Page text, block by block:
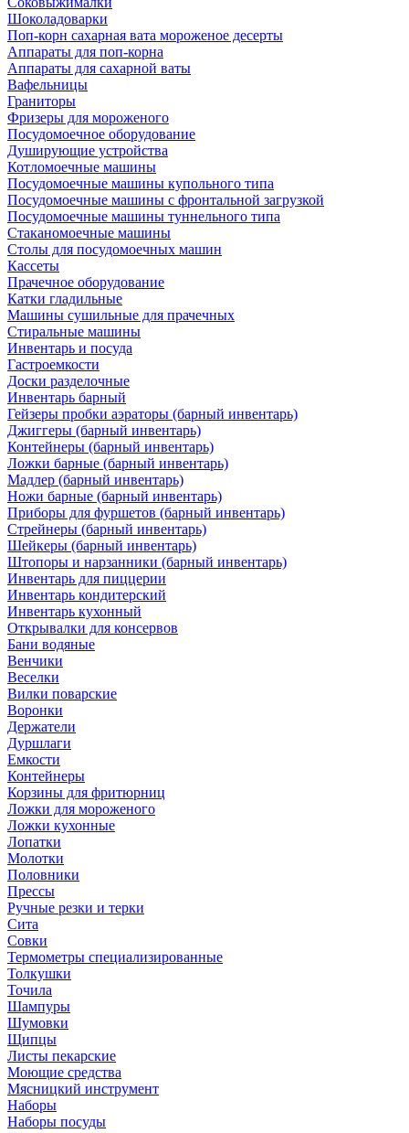
Шоколадоварки
Поп-корн сахарная вата мороженое десерты
Аппараты для поп-корна
Аппараты для сахарной ваты
Вафельницы
Граниторы
Фризеры для мороженого
Посудомоечное оборудование
Душирующие устройства
Котломоечные машины
Посудомоечные машины купольного типа
Посудомоечные машины с фронтальной загрузкой
Посудомоечные машины туннельного типа
Стаканомоечные машины
Столы для посудомоечных машин
Кассеты
Прачечное оборудование
Катки гладильные
Машины сушильные для прачечных
Стиральные машины
Инвентарь и посуда
Гастроемкости
Доски разделочные
Инвентарь барный
Гейзеры пробки аэраторы (барный инвентарь)
Джиггеры (барный инвентарь)
Контейнеры (барный инвентарь)
Ложки барные (барный инвентарь)
Мадлер (барный инвентарь)
Ножи барные (барный инвентарь)
Приборы для фуршетов (барный инвентарь)
Стрейнеры (барный инвентарь)
Шейкеры (барный инвентарь)
Штопоры и нарзанники (барный инвентарь)
Инвентарь для пиццерии
Инвентарь кондитерский
Инвентарь кухонный
Открывалки для консервов
Бани водяные
Венчики
Веселки
Вилки поварские
Воронки
Держатели
Дуршлаги
Емкости
Контейнеры
Корзины для фритюрниц
Ложки для мороженого
Ложки кухонные
Лопатки
Молотки
Половники
Прессы
Ручные резки и терки
Сита
Совки
Термометры специализированные
Толкушки
Точила
Шампуры
Шумовки
Щипцы
Листы пекарские
Моющие средства
Мясницкий инструмент
Наборы
Наборы посуды